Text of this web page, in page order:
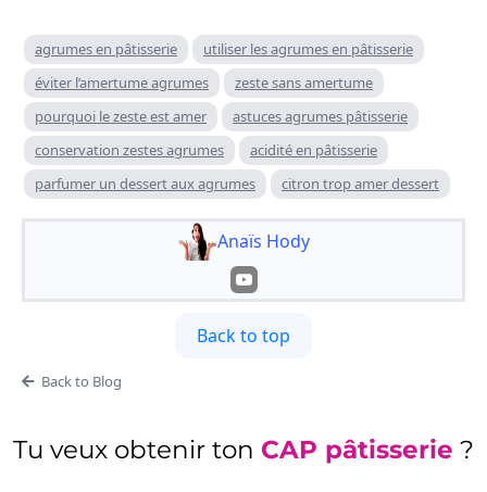
agrumes en pâtisserie
utiliser les agrumes en pâtisserie
éviter l’amertume agrumes
zeste sans amertume
pourquoi le zeste est amer
astuces agrumes pâtisserie
conservation zestes agrumes
acidité en pâtisserie
parfumer un dessert aux agrumes
citron trop amer dessert
Anaïs Hody
Back to top
Back to Blog
Tu veux obtenir ton CAP pâtisserie ?